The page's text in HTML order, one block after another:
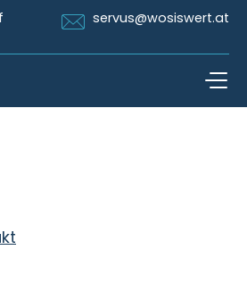
Icon Email
servus@wosiswert.at